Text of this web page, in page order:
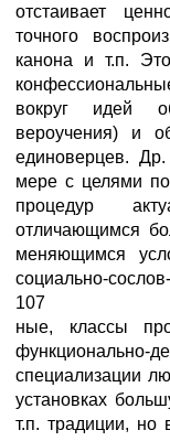
отстаивает
точного
канона и т.п.
вокруг идей
вероучения) и
единоверцев.
мере с целями
процедур
отличающимся
меняющимся
социально-сослов-
107
ные, классы
специализации
установках
т.п. традиции, но